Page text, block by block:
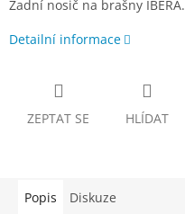
Zadní nosič na brašny IBERA.
Detailní informace
ZEPTAT SE HLÍDAT
Popis Diskuze